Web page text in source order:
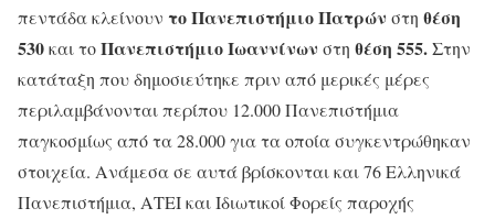
πεντάδα κλείνουν το Πανεπιστήμιο Πατρών στη θέση
530και τοΠανεπιστήμιο Ιωαννίνων στη θέση 555.Στην
κατάταξη που δημοσιεύτηκε πριν από μερικές μέρες
περιλαμβάνονται περίπου 12.000 Πανεπιστήμια
παγκοσμίως από τα 28.000 για τα οποία συγκεντρώθηκαν
στοιχεία. Ανάμεσα σε αυτά βρίσκονται και 76 Ελληνικά
Πανεπιστήμια, ΑΤΕΙ και Ιδιωτικοί Φορείς παροχής